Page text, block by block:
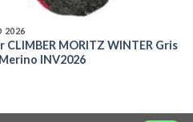
2026
CLIMBER MORITZ WINTER Gris
INV2026